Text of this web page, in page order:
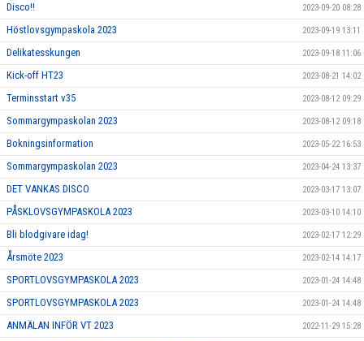
Disco!! 2023-09-20 08:28
Höstlovsgympaskola 2023 2023-09-19 13:11
Delikatesskungen 2023-09-18 11:06
Kick-off HT23 2023-08-21 14:02
Terminsstart v35 2023-08-12 09:29
Sommargympaskolan 2023 2023-08-12 09:18
Bokningsinformation 2023-05-22 16:53
Sommargympaskolan 2023 2023-04-24 13:37
DET VANKAS DISCO 2023-03-17 13:07
PÅSKLOVSGYMPASKOLA 2023 2023-03-10 14:10
Bli blodgivare idag! 2023-02-17 12:29
Årsmöte 2023 2023-02-14 14:17
SPORTLOVSGYMPASKOLA 2023 2023-01-24 14:48
SPORTLOVSGYMPASKOLA 2023 2023-01-24 14:48
ANMÄLAN INFÖR VT 2023 2022-11-29 15:28